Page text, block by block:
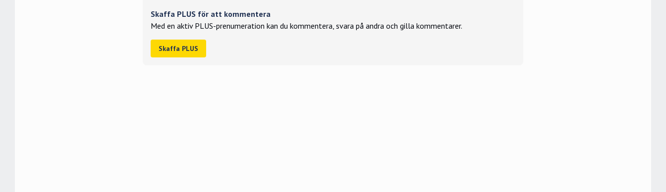
Skaffa PLUS för att kommentera
Med en aktiv PLUS-prenumeration kan du kommentera, svara på andra och gilla kommentarer.
Skaffa PLUS